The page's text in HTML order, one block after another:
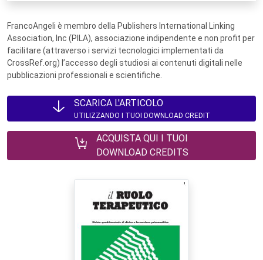
FrancoAngeli è membro della Publishers International Linking
Association, Inc (PILA), associazione indipendente e non profit per
facilitare (attraverso i servizi tecnologici implementati da
CrossRef.org) l’accesso degli studiosi ai contenuti digitali nelle
pubblicazioni professionali e scientifiche.
SCARICA L'ARTICOLO
UTILIZZANDO I TUOI DOWNLOAD CREDIT
ACQUISTA QUI I TUOI
DOWNLOAD CREDITS